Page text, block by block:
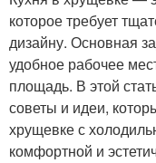
которое требует
дизайну. Основная
удобное рабочее
площадь. В этой
советы и идеи,
хрущевке с
комфортной и